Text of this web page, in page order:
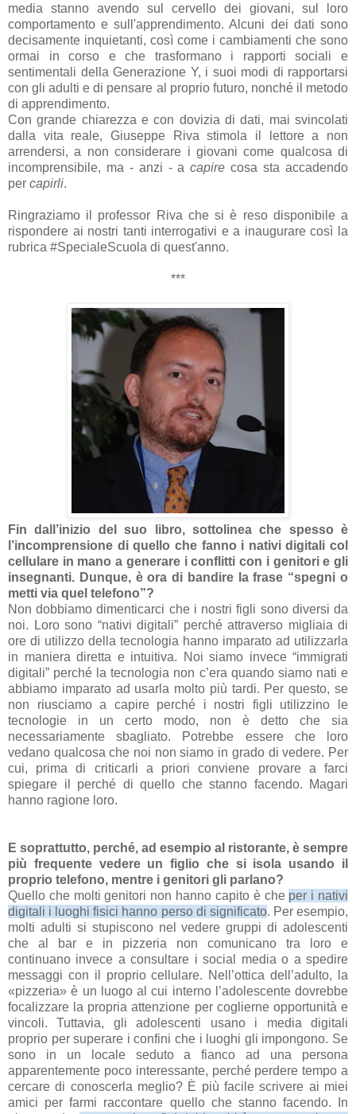
media stanno avendo sul cervello dei giovani, sul loro
comportamento e sull'apprendimento. Alcuni dei dati sono
decisamente inquietanti, così come i cambiamenti che sono
ormai in corso e che trasformano i rapporti sociali e
sentimentali della Generazione Y, i suoi modi di rapportarsi
con gli adulti e di pensare al proprio futuro, nonché il metodo
di apprendimento.
Con grande chiarezza e con dovizia di dati, mai svincolati
dalla vita reale, Giuseppe Riva stimola il lettore a non
arrendersi, a non considerare i giovani come qualcosa di
incomprensibile, ma - anzi - acapire cosa sta accadendo
per capirli.
Ringraziamo il professor Riva che si è reso disponibile a
rispondere ai nostri tanti interrogativi e a inaugurare così la
rubrica #SpecialeScuola di quest'anno.
***
Fin dall’inizio del suo libro, sottolinea che spesso è
l’incomprensione di quello che fanno i nativi digitali col
cellulare in mano a generare i conflitti con i genitori e gli
insegnanti. Dunque, è ora di bandire la frase “spegni o
metti via quel telefono”?
Non dobbiamo dimenticarci che i nostri figli sono diversi da
noi. Loro sono “nativi digitali” perché attraverso migliaia di
ore di utilizzo della tecnologia hanno imparato ad utilizzarla
in maniera diretta e intuitiva. Noi siamo invece “immigrati
digitali” perché la tecnologia non c’era quando siamo nati e
abbiamo imparato ad usarla molto più tardi. Per questo, se
non riusciamo a capire perché i nostri figli utilizzino le
tecnologie in un certo modo, non è detto che sia
necessariamente sbagliato. Potrebbe essere che loro
vedano qualcosa che noi non siamo in grado di vedere. Per
cui, prima di criticarli a priori conviene provare a farci
spiegare il perché di quello che stanno facendo. Magari
hanno ragione loro.
E soprattutto, perché, ad esempio al ristorante, è sempre
più frequente vedere un figlio che si isola usando il
proprio telefono, mentre i genitori gli parlano?
Quello che molti genitori non hanno capito è che per i nativi
digitali i luoghi fisici hanno perso di significato. Per esempio,
molti adulti si stupiscono nel vedere gruppi di adolescenti
che al bar e in pizzeria non comunicano tra loro e
continuano invece a consultare i social media o a spedire
messaggi con il proprio cellulare. Nell’ottica dell’adulto, la
«pizzeria» è un luogo al cui interno l’adolescente dovrebbe
focalizzare la propria attenzione per coglierne opportunità e
vincoli. Tuttavia, gli adolescenti usano i media digitali
proprio per superare i confini che i luoghi gli impongono. Se
sono in un locale seduto a fianco ad una persona
apparentemente poco interessante, perché perdere tempo a
cercare di conoscerla meglio? È più facile scrivere ai miei
amici per farmi raccontare quello che stanno facendo. In